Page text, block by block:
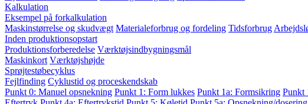
Kalkulation
Eksempel på forkalkulation
Maskinstørrelse og skudvægt Materialeforbrug og fordeling Tidsforbrug
Inden produktionsopstart
Produktionsforberedelse Værktøjsindbygningsmål
Maskinkort Værktøjshøjde
Sprøjtestøbecyklus
Fejlfinding Cyklustid og proceskendskab
Punkt 0: Manuel opsnekning Punkt 1: Form lukkes Punkt 1a: Formsikring Punkt